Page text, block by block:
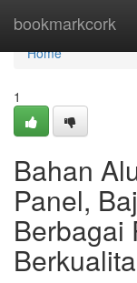
bookmarkcork
Home
Home
1
Bahan
Panel,
Berbagai